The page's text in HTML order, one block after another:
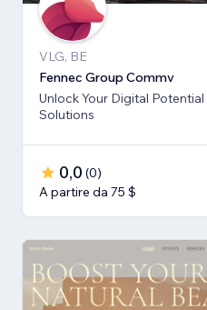
VLG, BE
Fennec Group Commv
Unlock Your Digital
Solutions
0,0 (0)
A partire da 75 $